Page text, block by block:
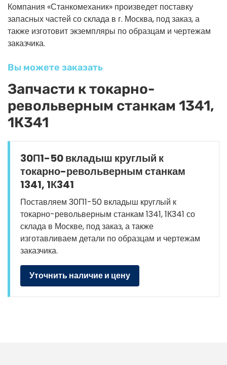
Компания «Станкомеханик» произведет поставку
запасных частей со склада в г. Москва, под заказ, а
также изготовит экземпляры по образцам и чертежам
заказчика.
Вы можете заказать
Запчасти к токарно-
револьверным станкам 1341,
1К341
30П1-50 вкладыш круглый к
токарно-револьверным станкам
1341, 1К341
Поставляем 30П1-50 вкладыш круглый к
токарно-револьверным станкам 1341, 1К341 со
склада в Москве, под заказ, а также
изготавливаем детали по образцам и чертежам
заказчика.
Уточнить наличие и цену